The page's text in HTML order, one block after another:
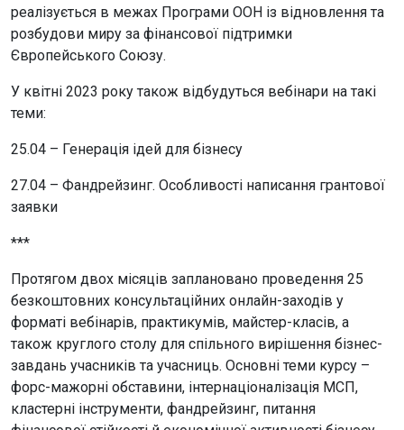
реалізується в межах Програми ООН із відновлення та
розбудови миру за фінансової підтримки
Європейського Союзу.
У квітні 2023 року також відбудуться вебінари на такі
теми:
25.04 – Генерація ідей для бізнесу
27.04 – Фандрейзинг. Особливості написання грантової
заявки
***
Протягом двох місяців заплановано проведення 25
безкоштовних консультаційних онлайн-заходів у
форматі вебінарів, практикумів, майстер-класів, а
також круглого столу для спільного вирішення бізнес-
завдань учасників та учасниць. Основні теми курсу –
форс-мажорні обставини, інтернаціоналізація МСП,
кластерні інструменти, фандрейзинг, питання